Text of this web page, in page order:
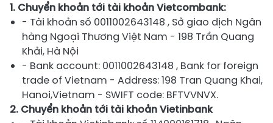
1. Chuyển khoản tới tài khoản Vietcombank:
- Tài khoản số 0011002643148 , Sở giao dịch Ngân
hàng Ngoại Thương Việt Nam - 198 Trần Quang
Khải, Hà Nội
- Bank account: 0011002643148 , Bank for foreign
trade of Vietnam - Address: 198 Tran Quang Khai,
Hanoi,Vietnam - SWIFT code: BFTVVNVX.
2. Chuyển khoản tới tài khoản Vietinbank